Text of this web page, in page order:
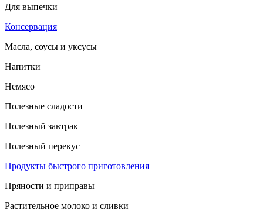
Для выпечки
Консервация
Масла, соусы и уксусы
Напитки
Немясо
Полезные сладости
Полезный завтрак
Полезный перекус
Продукты быстрого приготовления
Пряности и приправы
Растительное молоко и сливки